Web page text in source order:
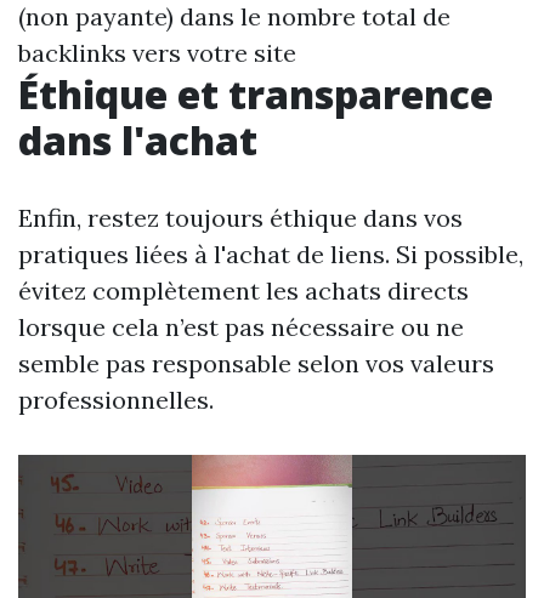
(non payante) dans le nombre total de
backlinks vers votre site
Éthique et transparence
dans l'achat
Enfin, restez toujours éthique dans vos
pratiques liées à l'achat de liens. Si possible,
évitez complètement les achats directs
lorsque cela n’est pas nécessaire ou ne
semble pas responsable selon vos valeurs
professionnelles.